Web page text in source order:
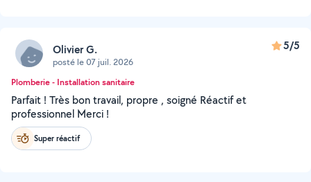
Olivier G.
posté le 07 juil. 2026
5/5
Plomberie - Installation sanitaire
Parfait ! Très bon travail, propre , soigné Réactif et
professionnel Merci !
Super réactif